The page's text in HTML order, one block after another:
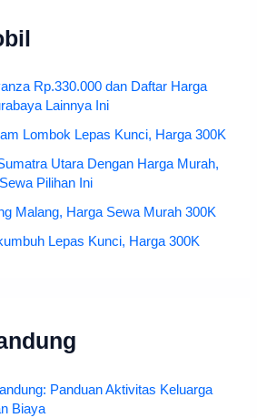
Rp.330.000 dan Daftar Harga
Lainnya Ini
Lombok Lepas Kunci, Harga 300K
Utara Dengan Harga Murah,
Pilihan Ini
Malang, Harga Sewa Murah 300K
Lepas Kunci, Harga 300K
Panduan Aktivitas Keluarga
Biaya